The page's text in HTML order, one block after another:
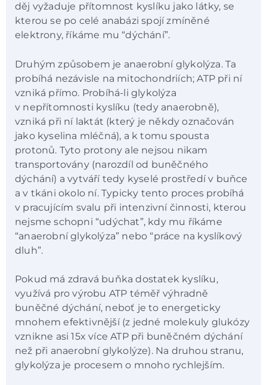
děj vyžaduje přítomnost kyslíku jako látky, se
kterou se po celé anabázi spojí zmíněné
elektrony, říkáme mu “dýchání”.
Druhým způsobem je anaerobní glykolýza. Ta
probíhá nezávisle na mitochondriích; ATP při ní
vzniká přímo. Probíhá-li glykolýza
v nepřítomnosti kyslíku (tedy anaerobně),
vzniká při ní laktát (který je někdy označován
jako kyselina mléčná), a k tomu spousta
protonů. Tyto protony ale nejsou nikam
transportovány (narozdíl od buněčného
dýchání) a vytváří tedy kyselé prostředí v buňce
a v tkáni okolo ní. Typicky tento proces probíhá
v pracujícím svalu při intenzivní činnosti, kterou
nejsme schopni “udýchat”, kdy mu říkáme
“anaerobní glykolýza” nebo “práce na kyslíkový
dluh”.
Pokud má zdravá buňka dostatek kyslíku,
využívá pro výrobu ATP téměř výhradně
buněčné dýchání, neboť je to energeticky
mnohem efektivnější (z jedné molekuly glukózy
vznikne asi 15x více ATP při buněčném dýchání
než při anaerobní glykolýze). Na druhou stranu,
glykolýza je procesem o mnoho rychlejším.